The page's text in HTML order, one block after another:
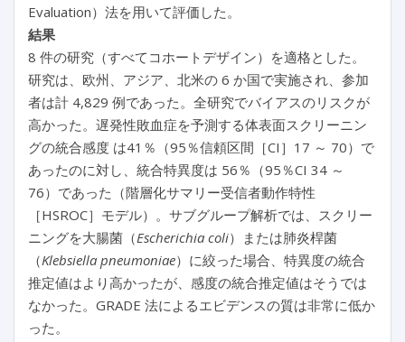
Evaluation）法を用いて評価した。
結果
8 件の研究（すべてコホートデザイン）を適格とした。
研究は、欧州、アジア、北米の 6 か国で実施され、参加
者は計 4,829 例であった。全研究でバイアスのリスクが
高かった。遅発性敗血症を予測する体表面スクリーニン
グの統合感度 は41％（95％信頼区間［CI］17 ～ 70）で
あったのに対し、統合特異度は 56％（95％CI 34 ～
76）であった（階層化サマリー受信者動作特性
［HSROC］モデル）。サブグループ解析では、スクリー
ニングを大腸菌（Escherichia coli）または肺炎桿菌
（Klebsiella pneumoniae）に絞った場合、特異度の統合
推定値はより高かったが、感度の統合推定値はそうでは
なかった。GRADE 法によるエビデンスの質は非常に低か
った。